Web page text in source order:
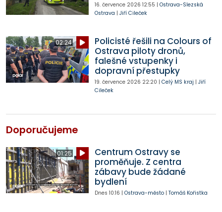
16. července 2026 12:55 | Ostrava-Slezská
Ostrava | Jiří Cileček
02:24
Policisté řešili na Colours of
Ostrava piloty dronů,
falešné vstupenky i
dopravní přestupky
19. července 2026 22:20 | Celý MS kraj | Jiří
Cileček
Doporučujeme
01:25
Centrum Ostravy se
proměňuje. Z centra
zábavy bude žádané
bydlení
Dnes 10:16 | Ostrava-město| Tomáš Kořistka